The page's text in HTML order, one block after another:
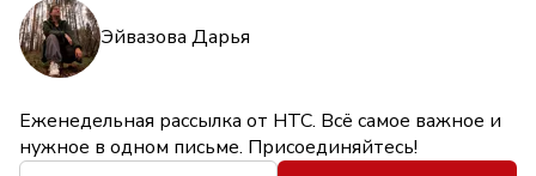
Эйвазова Дарья
Еженедельная рассылка от НТС. Всё самое важное и
нужное в одном письме. Присоединяйтесь!